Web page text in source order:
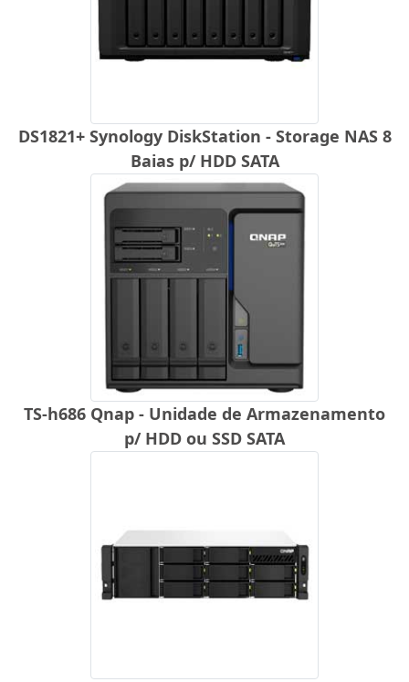
DS1821+ Synology DiskStation - Storage NAS 8
Baias p/ HDD SATA
TS-h686 Qnap - Unidade de Armazenamento
p/ HDD ou SSD SATA